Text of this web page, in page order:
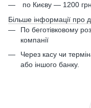
по Києву — 1200
Більше інформації про
По беготівковому
компанії
Через касу чи
або іншого банку.